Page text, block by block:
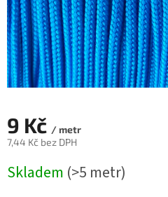
9 Kč / metr
7,44 Kč bez DPH
cena:
Skladem (>5 metr)